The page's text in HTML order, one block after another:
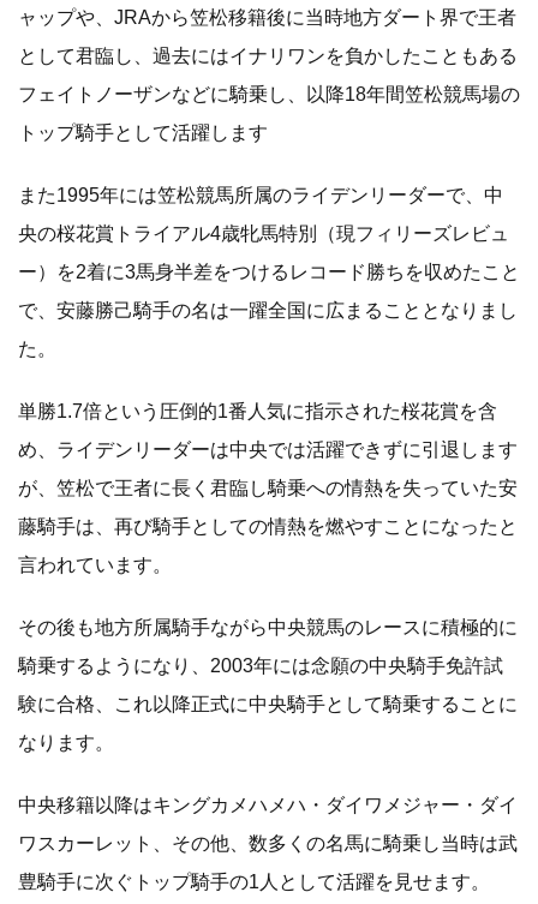
ャップや、JRAから笠松移籍後に当時地方ダート界で王者
として君臨し、過去にはイナリワンを負かしたこともある
フェイトノーザンなどに騎乗し、以降18年間笠松競馬場の
トップ騎手として活躍します
また1995年には笠松競馬所属のライデンリーダーで、中
央の桜花賞トライアル4歳牝馬特別（現フィリーズレビュ
ー）を2着に3馬身半差をつけるレコード勝ちを収めたこと
で、安藤勝己騎手の名は一躍全国に広まることとなりまし
た。
単勝1.7倍という圧倒的1番人気に指示された桜花賞を含
め、ライデンリーダーは中央では活躍できずに引退します
が、笠松で王者に長く君臨し騎乗への情熱を失っていた安
藤騎手は、再び騎手としての情熱を燃やすことになったと
言われています。
その後も地方所属騎手ながら中央競馬のレースに積極的に
騎乗するようになり、2003年には念願の中央騎手免許試
験に合格、これ以降正式に中央騎手として騎乗することに
なります。
中央移籍以降はキングカメハメハ・ダイワメジャー・ダイ
ワスカーレット、その他、数多くの名馬に騎乗し当時は武
豊騎手に次ぐトップ騎手の1人として活躍を見せます。